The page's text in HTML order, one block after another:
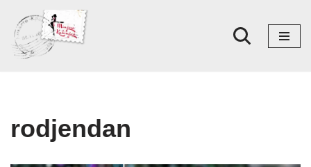
Skoči
na
rodjendan